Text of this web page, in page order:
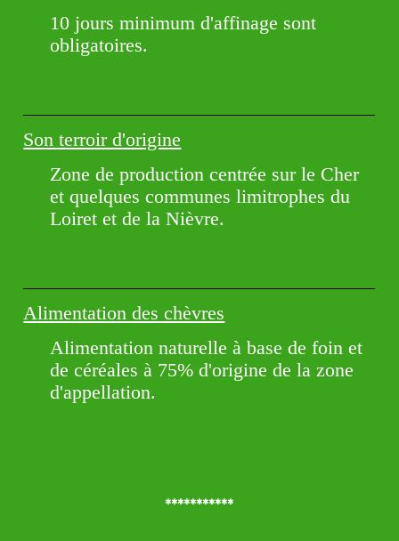
10 jours minimum d'affinage sont
obligatoires.
Son terroir d'origine
Zone de production centrée sur le Cher
et quelques communes limitrophes du
Loiret et de la Nièvre.
Alimentation des chèvres
Alimentation naturelle à base de foin et
de céréales à 75% d'origine de la zone
d'appellation.
***********